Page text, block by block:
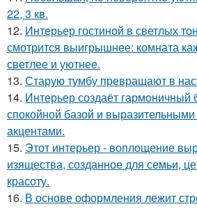
22, 3 кв.
12. Интерьер гостиной в светлых
смотрится выигрышнее: комната
светлее и уютнее.
13. Старую тумбу превращают в
14. Интерьер создаёт гармоничный
спокойной базой и
акцентами.
15. Этот интерьер - воплощение
изящества, созданное для семьи,
красоту.
16. В основе оформления лежит